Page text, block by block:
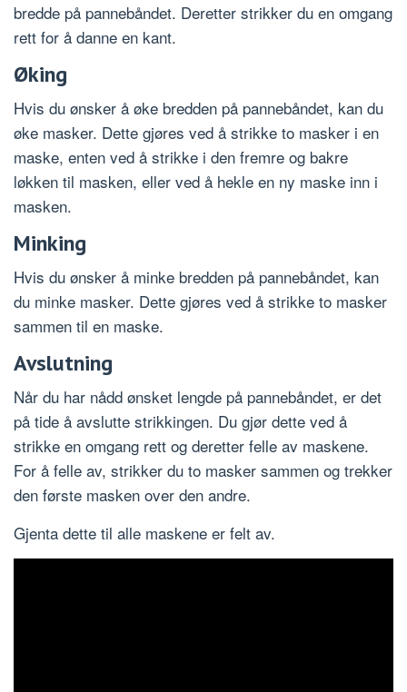
bredde på pannebåndet. Deretter strikker du en omgang
rett for å danne en kant.
Øking
Hvis du ønsker å øke bredden på pannebåndet, kan du
øke masker. Dette gjøres ved å strikke to masker i en
maske, enten ved å strikke i den fremre og bakre
løkken til masken, eller ved å hekle en ny maske inn i
masken.
Minking
Hvis du ønsker å minke bredden på pannebåndet, kan
du minke masker. Dette gjøres ved å strikke to masker
sammen til en maske.
Avslutning
Når du har nådd ønsket lengde på pannebåndet, er det
på tide å avslutte strikkingen. Du gjør dette ved å
strikke en omgang rett og deretter felle av maskene.
For å felle av, strikker du to masker sammen og trekker
den første masken over den andre.
Gjenta dette til alle maskene er felt av.